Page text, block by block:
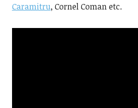
Caramitru, Cornel Coman etc.